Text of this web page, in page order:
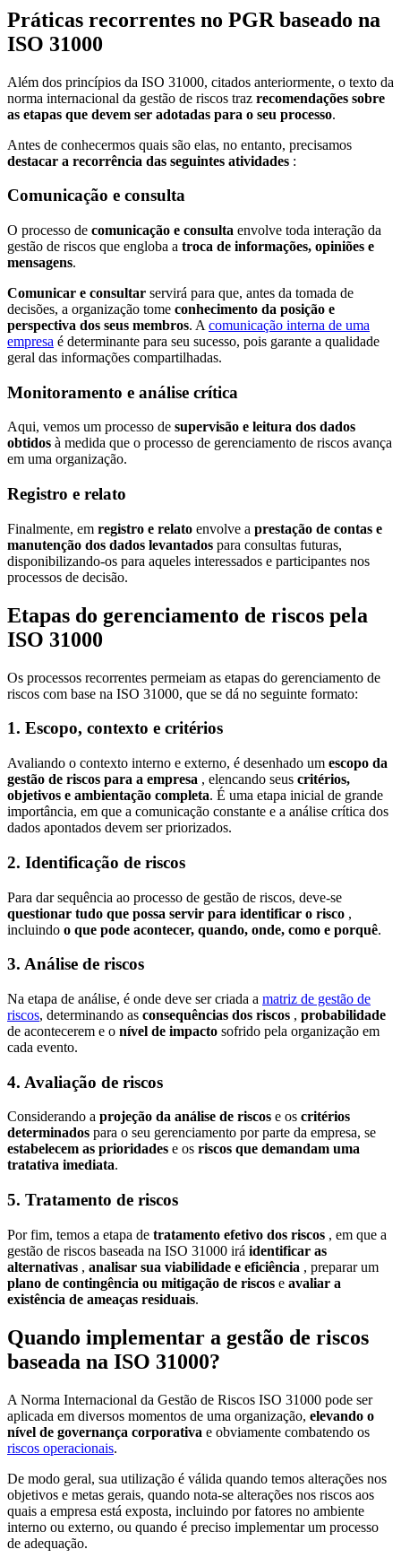
Práticas recorrentes no PGR baseado na
ISO 31000
Além dos princípios da ISO 31000, citados anteriormente, o texto da
norma internacional da gestão de riscos traz recomendações sobre
as etapas que devem ser adotadas para o seu processo.
Antes de conhecermos quais são elas, no entanto, precisamos
destacar a recorrência das seguintes atividades :
Comunicação e consulta
O processo de comunicação e consulta envolve toda interação da
gestão de riscos que engloba a troca de informações, opiniões e
mensagens.
Comunicar e consultar servirá para que, antes da tomada de
decisões, a organização tome conhecimento da posição e
perspectiva dos seus membros. A comunicação interna de uma
empresa é determinante para seu sucesso, pois garante a qualidade
geral das informações compartilhadas.
Monitoramento e análise crítica
Aqui, vemos um processo de supervisão e leitura dos dados
obtidos à medida que o processo de gerenciamento de riscos avança
em uma organização.
Registro e relato
Finalmente, em registro e relato envolve a prestação de contas e
manutenção dos dados levantados para consultas futuras,
disponibilizando-os para aqueles interessados e participantes nos
processos de decisão.
Etapas do gerenciamento de riscos pela
ISO 31000
Os processos recorrentes permeiam as etapas do gerenciamento de
riscos com base na ISO 31000, que se dá no seguinte formato:
1. Escopo, contexto e critérios
Avaliando o contexto interno e externo, é desenhado um escopo da
gestão de riscos para a empresa , elencando seus critérios,
objetivos e ambientação completa. É uma etapa inicial de grande
importância, em que a comunicação constante e a análise crítica dos
dados apontados devem ser priorizados.
2. Identificação de riscos
Para dar sequência ao processo de gestão de riscos, deve-se
questionar tudo que possa servir para identificar o risco ,
incluindo o que pode acontecer, quando, onde, como e porquê.
3. Análise de riscos
Na etapa de análise, é onde deve ser criada a matriz de gestão de
riscos, determinando as consequências dos riscos , probabilidade
de acontecerem e o nível de impacto sofrido pela organização em
cada evento.
4. Avaliação de riscos
Considerando a projeção da análise de riscos e os critérios
determinados para o seu gerenciamento por parte da empresa, se
estabelecem as prioridades e os riscos que demandam uma
tratativa imediata.
5. Tratamento de riscos
Por fim, temos a etapa de tratamento efetivo dos riscos , em que a
gestão de riscos baseada na ISO 31000 irá identificar as
alternativas , analisar sua viabilidade e eficiência , preparar um
plano de contingência ou mitigação de riscos e avaliar a
existência de ameaças residuais.
Quando implementar a gestão de riscos
baseada na ISO 31000?
A Norma Internacional da Gestão de Riscos ISO 31000 pode ser
aplicada em diversos momentos de uma organização, elevando o
nível de governança corporativa e obviamente combatendo os
riscos operacionais.
De modo geral, sua utilização é válida quando temos alterações nos
objetivos e metas gerais, quando nota-se alterações nos riscos aos
quais a empresa está exposta, incluindo por fatores no ambiente
interno ou externo, ou quando é preciso implementar um processo
de adequação.